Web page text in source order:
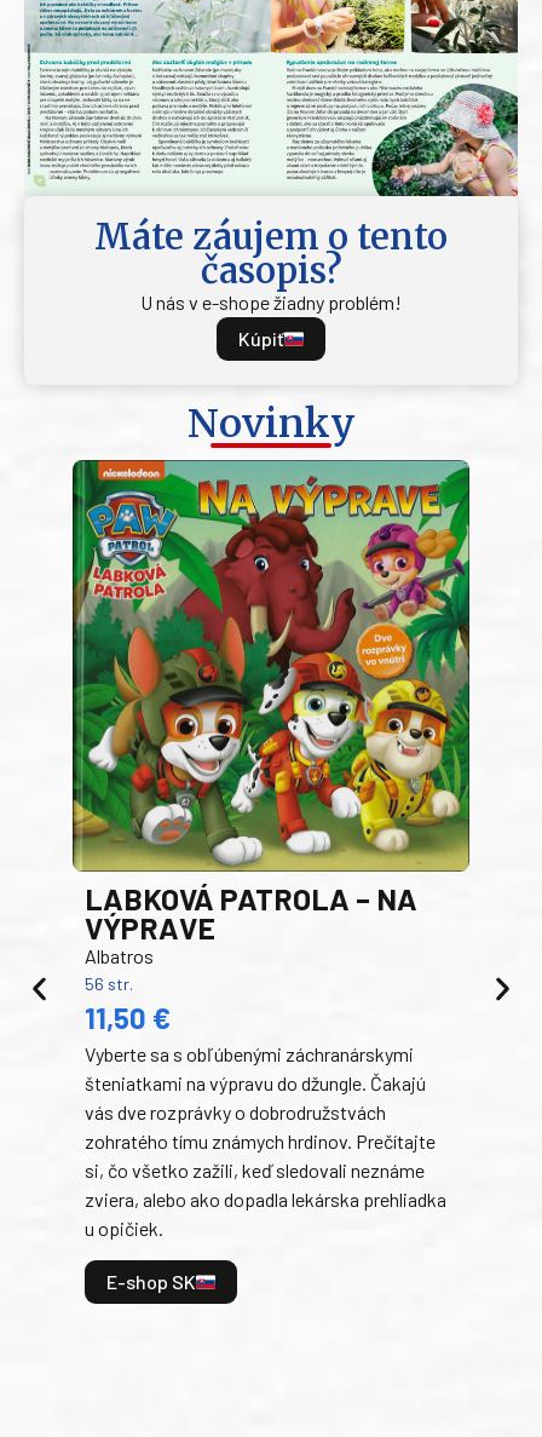
Máte záujem o tento
časopis?
U nás v e-shope žiadny problém!
Kúpiť
Novinky
LABKOVÁ PATROLA – NA
VÝPRAVE
Albatros
56 str.
11,50 €
Vyberte sa s obľúbenými záchranárskymi
šteniatkami na výpravu do džungle. Čakajú
vás dve rozprávky o dobrodružstvách
zohratého tímu známych hrdinov. Prečítajte
si, čo všetko zažili, keď sledovali neznáme
zviera, alebo ako dopadla lekárska prehliadka
u opičiek.
E-shop SK